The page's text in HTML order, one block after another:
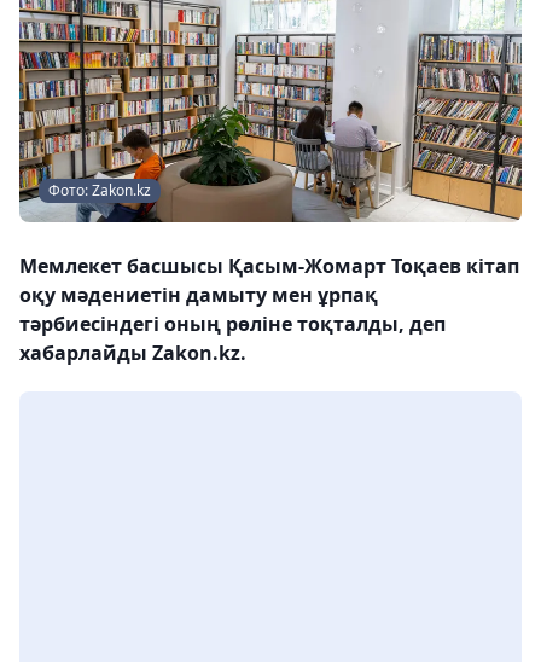
Фото: Zakon.kz
Мемлекет басшысы Қасым-Жомарт Тоқаев кітап
оқу мәдениетін дамыту мен ұрпақ
тәрбиесіндегі оның рөліне тоқталды, деп
хабарлайды Zakon.kz.